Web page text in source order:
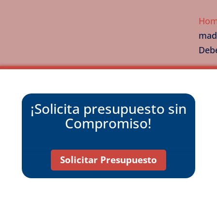
¡Solicita presupuesto sin
Compromiso!
Solicitar Presupuesto